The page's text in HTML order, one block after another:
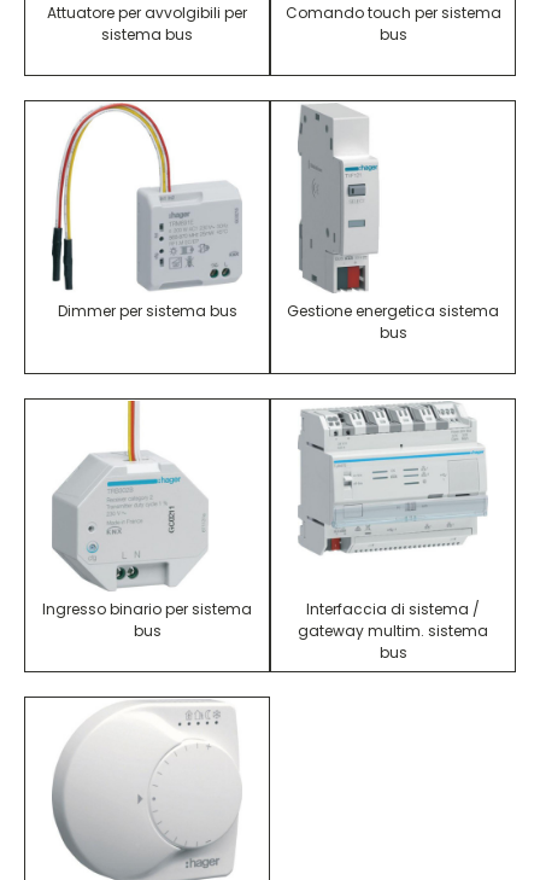
Attuatore per avvolgibili per
sistema bus
Comando touch per sistema
bus
Dimmer per sistema bus
Gestione energetica sistema
bus
Ingresso binario per sistema
bus
Interfaccia di sistema /
gateway multim. sistema
bus